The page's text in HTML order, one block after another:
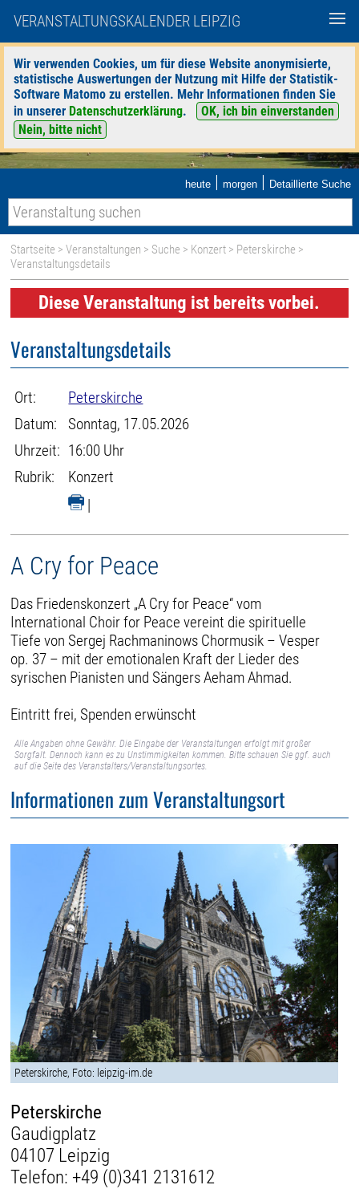
VERANSTALTUNGSKALENDER LEIPZIG
Wir verwenden Cookies, um für diese Website anonymisierte,
statistische Auswertungen der Nutzung mit Hilfe der Statistik-
Software Matomo zu erstellen. Mehr Informationen finden Sie
in unserer Datenschutzerklärung.
OK, ich bin einverstanden
Nein, bitte nicht
heute | morgen | Detaillierte Suche
Startseite >Veranstaltungen > Suche > Konzert > Peterskirche >
Veranstaltungsdetails
Diese Veranstaltung ist bereits vorbei.
Veranstaltungsdetails
Ort:
Peterskirche
Datum:
Sonntag, 17.05.2026
Uhrzeit: 16:00 Uhr
Rubrik:
Konzert
|
A Cry for Peace
Das Friedenskonzert „A Cry for Peace“ vom
International Choir for Peace vereint die spirituelle
Tiefe von Sergej Rachmaninows Chormusik – Vesper
op. 37 – mit der emotionalen Kraft der Lieder des
syrischen Pianisten und Sängers Aeham Ahmad.
Eintritt frei, Spenden erwünscht
Alle Angaben ohne Gewähr. Die Eingabe der Veranstaltungen erfolgt mit großer
Sorgfalt. Dennoch kann es zu Unstimmigkeiten kommen. Bitte schauen Sie ggf. auch
auf die Seite des Veranstalters/Veranstaltungsortes.
Informationen zum Veranstaltungsort
Peterskirche, Foto: leipzig-im.de
Peterskirche
Gaudigplatz
04107 Leipzig
Telefon: +49 (0)341 2131612